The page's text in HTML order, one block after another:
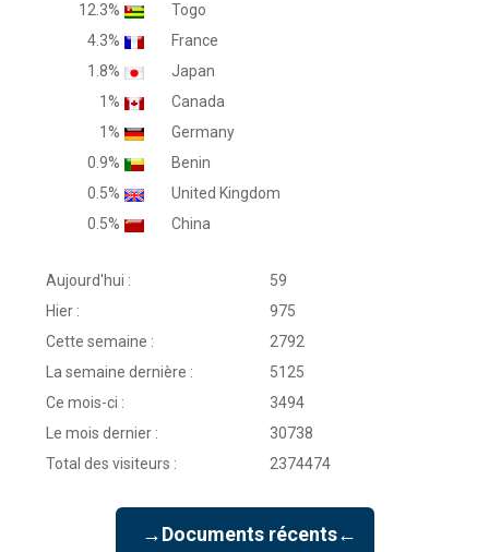
12.3%
Togo
4.3%
France
1.8%
Japan
1%
Canada
1%
Germany
0.9%
Benin
0.5%
United Kingdom
0.5%
China
Aujourd'hui :
59
Hier :
975
Cette semaine :
2792
La semaine dernière :
5125
Ce mois-ci :
3494
Le mois dernier :
30738
Total des visiteurs :
2374474
→Documents récents←